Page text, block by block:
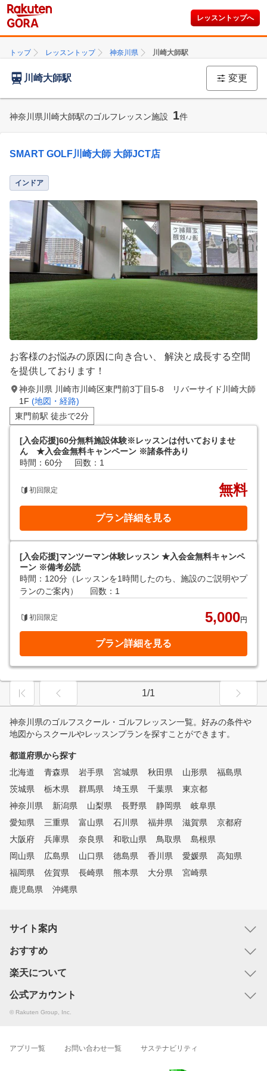
レッスントップへ
トップ レッスントップ 神奈川県 川崎大師駅
川崎大師駅 変更
神奈川県川崎大師駅のゴルフレッスン施設 1件
SMART GOLF川崎大師 大師JCT店
インドア
お客様のお悩みの原因に向き合い、 解決と成長する空間
を提供しております！
神奈川県 川崎市川崎区東門前3丁目5-8 リバーサイド川崎大師
1F (地図・経路)
東門前駅 徒歩で2分
[入会応援]60分無料施設体験※レッスンは付いておりませ
ん ★入会金無料キャンペーン ※諸条件あり
時間：60分
回数：1
初回限定 無料
プラン詳細を見る
[入会応援]マンツーマン体験レッスン ★入会金無料キャンペ
ーン ※備考必読
時間：120分（レッスンを1時間したのち、施設のご説明やプ
ランのご案内）
回数：1
初回限定 5,000円
プラン詳細を見る
1/1
神奈川県のゴルフスクール・ゴルフレッスン一覧。好みの条件や
地図からスクールやレッスンプランを探すことができます。
都道府県から探す
北海道
青森県 岩手県 宮城県 秋田県 山形県
福島県
茨城県
栃木県 群馬県 埼玉県 千葉県
東京都
神奈川県
新潟県 山梨県 長野県 静岡県
岐阜県
愛知県
三重県 富山県 石川県 福井県 滋賀県
京都府
大阪府
兵庫県 奈良県 和歌山県 鳥取県
島根県
岡山県
広島県 山口県 徳島県 香川県 愛媛県
高知県
福岡県
佐賀県 長崎県 熊本県 大分県
宮崎県
鹿児島県
沖縄県
サイト案内
おすすめ
楽天について
公式アカウント
© Rakuten Group, Inc.
アプリ一覧 お問い合わせ一覧 サステナビリティ